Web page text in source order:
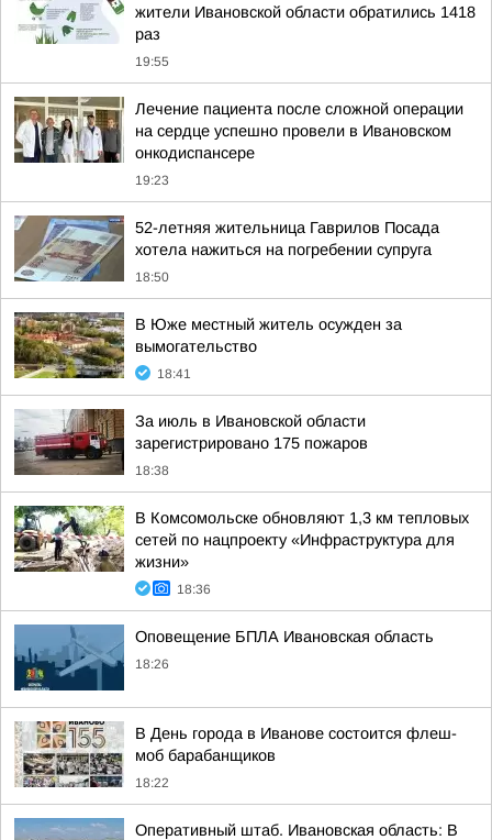
жители Ивановской области обратились 1418
раз
19:55
Лечение пациента после сложной операции
на сердце успешно провели в Ивановском
онкодиспансере
19:23
52-летняя жительница Гаврилов Посада
хотела нажиться на погребении супруга
18:50
В Юже местный житель осужден за
вымогательство
18:41
За июль в Ивановской области
зарегистрировано 175 пожаров
18:38
В Комсомольске обновляют 1,3 км тепловых
сетей по нацпроекту «Инфраструктура для
жизни»
18:36
Оповещение БПЛА Ивановская область
18:26
В День города в Иванове состоится флеш-
моб барабанщиков
18:22
Оперативный штаб. Ивановская область: В